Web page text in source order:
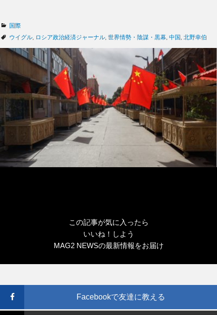
カ
テ
リ
国際
タ
ウイグル ロシア政治経済ジャーナル 世界情勢・陰謀・黒幕 中国 北野幸伯
この記事が気に入ったら
いいね！しよう
MAG2 NEWSの最新情報をお届け
Facebookで友達に教える